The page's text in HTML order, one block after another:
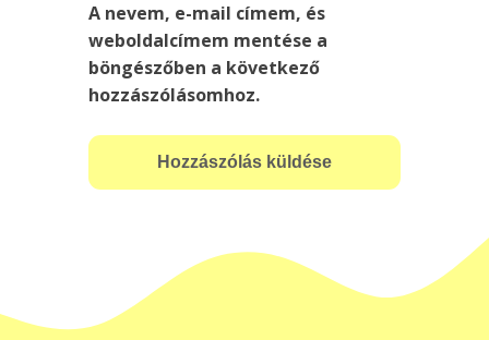
A nevem, e-mail címem, és
weboldalcímem mentése a
böngészőben a következő
hozzászólásomhoz.